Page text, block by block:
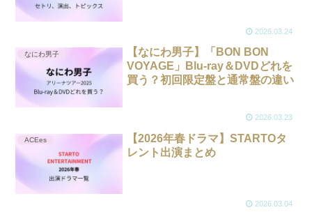
2026.03.24
なにわ男子
【なにわ男子】「BON BON
VOYAGE」Blu-ray＆DVDどれを
買う？初回限定盤と通常盤の違い
2026.03.23
ACEes
【2026年春ドラマ】STARTOタ
レント出演まとめ
2026.03.04